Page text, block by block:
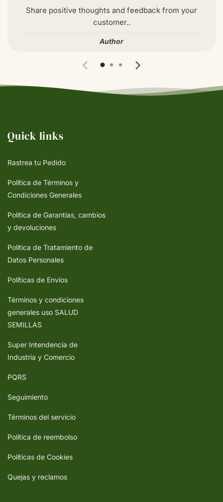
Share positive thoughts and feedback from your
customer..
Author
Quick links
Rastrea tu Pedido
Política de Términos y
Condiciones Generales
Política de Garantías, cambios
y devoluciones
Política de Tratamiento de
Datos Personales
Políticas de Envíos
Términos y condiciones
generales uso SALUD
SEMILLAS
Super Intendencia de
Industria y Comercio
PQRS
Seguimiento
Términos del servicio
Política de reembolso
Políticas de Cookies
Quejas y reclamos